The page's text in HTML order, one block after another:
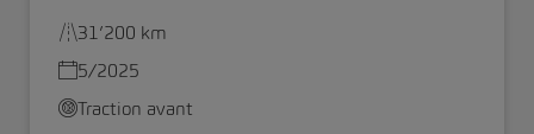
31’200 km
5/2025
Traction avant